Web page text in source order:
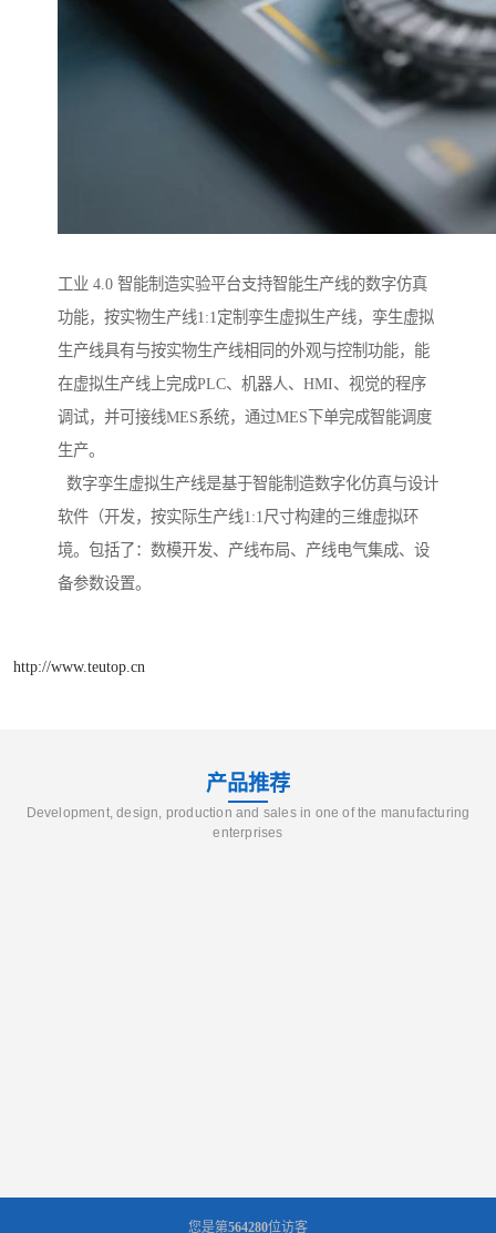
工业 4.0 智能制造实验平台支持智能生产线的数字仿真
功能，按实物生产线1:1定制孪生虚拟生产线，孪生虚拟
生产线具有与按实物生产线相同的外观与控制功能，能
在虚拟生产线上完成PLC、机器人、HMI、视觉的程序
调试，并可接线MES系统，通过MES下单完成智能调度
生产。
数字孪生虚拟生产线是基于智能制造数字化仿真与设计
软件（开发，按实际生产线1:1尺寸构建的三维虚拟环
境。包括了：数模开发、产线布局、产线电气集成、设
备参数设置。
http://www.teutop.cn
产品推荐
Development, design, production and sales in one of the manufacturing
enterprises
您是第564280位访客